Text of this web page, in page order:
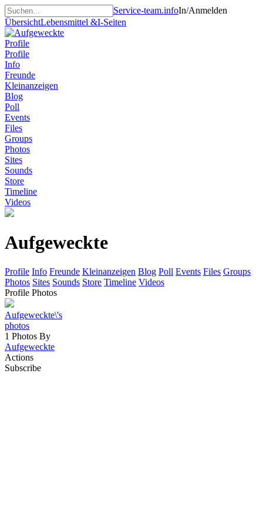
Service-team.infoIn/Anmelden
ÜbersichtLebensmittel &I-Seiten
Profile
Profile
Info
Freunde
Kleinanzeigen
Blog
Poll
Events
Files
Groups
Photos
Sites
Sounds
Store
Timeline
Videos
Aufgeweckte
Profile Info Freunde Kleinanzeigen Blog Poll Events Files Groups
Photos Sites Sounds Store Timeline Videos
Profile Photos
Aufgeweckte\'s
photos
1 Photos By
Aufgeweckte
Actions
Subscribe